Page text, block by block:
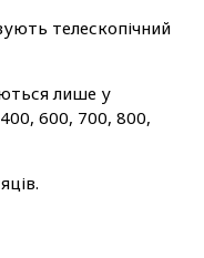
телескопічний
лише у
600, 700, 800,